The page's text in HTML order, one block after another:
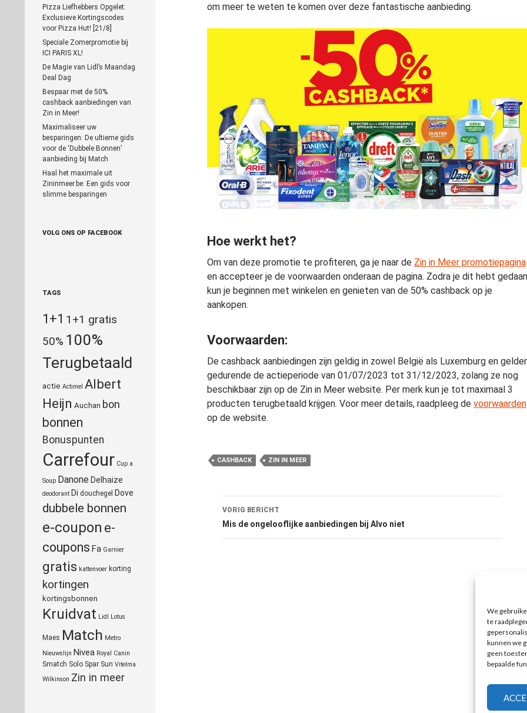
We
te
kunnen we
geen
bepaalde
om meer te weten te komen over deze fantastische aanbieding.
Hoe werkt het?
Om van deze promotie te profiteren, ga je naar de Zin in Meer promotiepagina
en accepteer je de voorwaarden onderaan de pagina. Zodra je dit hebt
kun je beginnen met winkelen en genieten van de 50% cashback op je
aankopen.
Voorwaarden:
De cashback aanbiedingen zijn geldig in zowel België als Luxemburg en
gedurende de actieperiode van 01/07/2023 tot 31/12/2023, zolang ze nog
beschikbaar zijn op de Zin in Meer website. Per merk kun je tot maximaal 3
producten terugbetaald krijgen. Voor meer details, raadpleeg de voorwaarden
op de website.
CASHBACK ZIN IN MEER
Bericht
navigatie
VORIG BERICHT
Mis de ongelooflijke aanbiedingen bij Alvo niet
Pizza Liefhebbers Opgelet:
Exclusieve Kortingscodes
voor Pizza Hut! [21/8]
Speciale Zomerpromotie bij
ICI PARIS XL!
De Magie van Lidl’s Maandag
Deal Dag
Bespaar met de 50%
cashback aanbiedingen van
Zin in Meer!
Maximaliseer uw
besparingen: De ultieme gids
voor de ‘Dubbele Bonnen’
aanbieding bij Match
Haal het maximale uit
Zininmeer.be: Een gids voor
slimme besparingen
VOLG ONS OP FACEBOOK
TAGS
1+1 1+1 gratis
50% 100%
Terugbetaald
actie Actimel Albert
Heijn Auchan bon
bonnen
Bonuspunten
Carrefour Cup a
Soup Danone Delhaize
deodorant Di douchegel Dove
dubbele bonnen
e-coupon e-
coupons Fa Garnier
gratis kattenvoer korting
kortingen
kortingsbonnen
Kruidvat Lidl Lotus
Maes Match Metro
Nieuwslijn Nivea Royal Canin
Smatch Solo Spar Sun Vitelma
Wilkinson Zin in meer